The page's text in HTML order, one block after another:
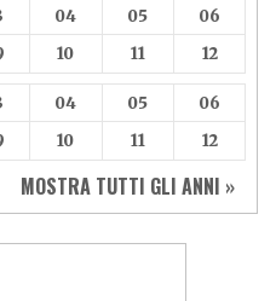
04 05
06
10 11 12
04 05
06
10 11 12
MOSTRA TUTTI GLI ANNI »